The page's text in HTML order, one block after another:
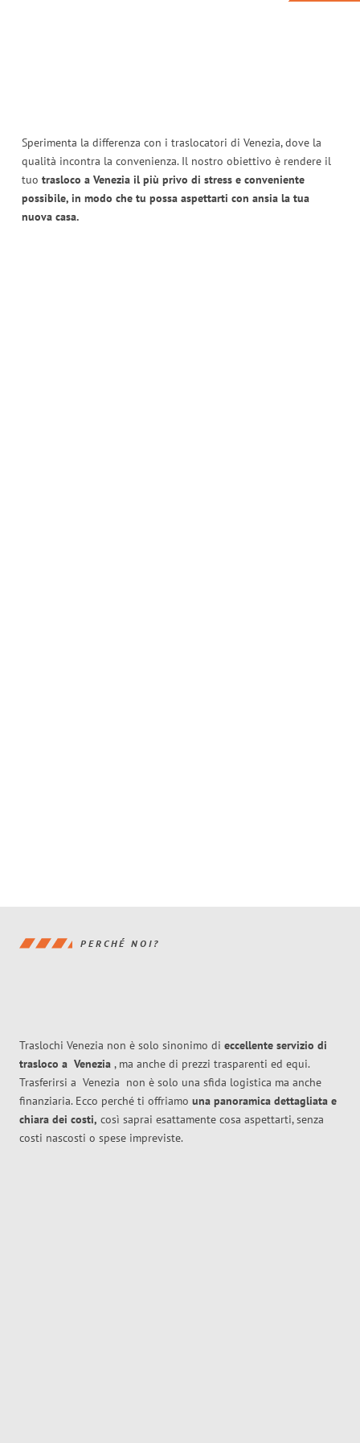
Sperimenta la differenza con i traslocatori di Venezia, dove la
qualità incontra la convenienza. Il nostro obiettivo è rendere il
tuo trasloco a Venezia il più privo di stress e conveniente
possibile, in modo che tu possa aspettarti con ansia la tua
nuova casa.
PERCHÉ NOI?
Traslochi Venezia non è solo sinonimo di eccellente servizio di
trasloco a Venezia , ma anche di prezzi trasparenti ed equi.
Trasferirsi a Venezia non è solo una sfida logistica ma anche
finanziaria. Ecco perché ti offriamo una panoramica dettagliata e
chiara dei costi, così saprai esattamente cosa aspettarti, senza
costi nascosti o spese impreviste.